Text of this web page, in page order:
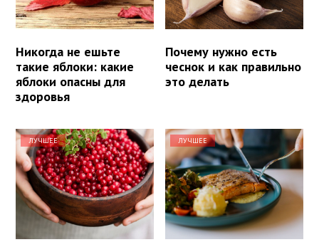
Никогда не ешьте
такие яблоки: какие
яблоки опасны для
здоровья
Почему нужно есть
чеснок и как правильно
это делать
ЛУЧШЕЕ ЛУЧШЕЕ